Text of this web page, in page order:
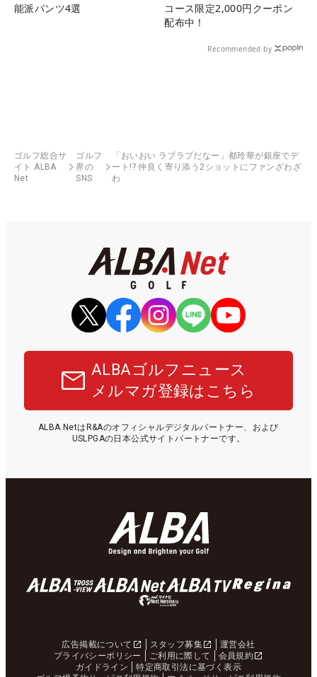
能派パンツ4選
コース限定2,000円クーポン
配布中！
Recommended by
ゴルフ総合サ
イト ALBA
Net
ゴルフ
界の
SNS
「おいおい ラブラブだなー」都玲華が銀座でデ
ート!? 仲良く寄り添う2ショットにファンざわざ
わ
ALBAゴルフニュース
メルマガ登録はこちら
ALBA NetはR&Aのオフィシャルデジタルパートナー、および
USLPGAの日本公式サイトパートナーです。
広告掲載について スタッフ募集
運営会社
プライバシーポリシー
ご利用に際して
会員規約
ガイドライン
特定商取引法に基づく表示